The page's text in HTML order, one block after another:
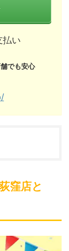
払い
でも安心
窪店と